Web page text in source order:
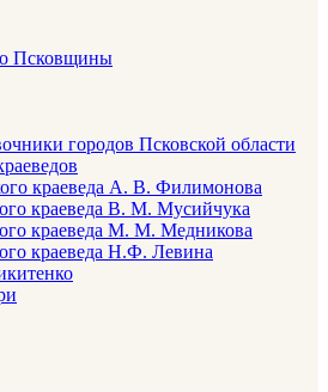
Псковщины
городов Псковской области
краеведа А. В. Филимонова
краеведа В. М. Мусийчука
краеведа М. М. Медникова
краеведа Н.Ф. Левина